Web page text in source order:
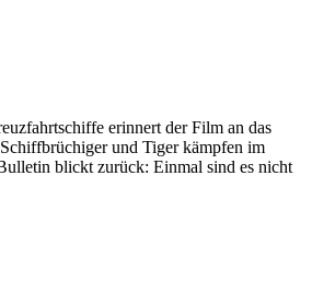
erinnert der Film an das
und Tiger kämpfen im
blickt zurück: Einmal sind es nicht